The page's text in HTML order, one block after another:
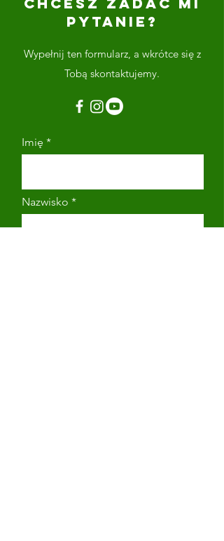
PYTANIE?
Wypełnij ten formularz, a wkrótce się z
Tobą skontaktujemy.
Imię
Nazwisko